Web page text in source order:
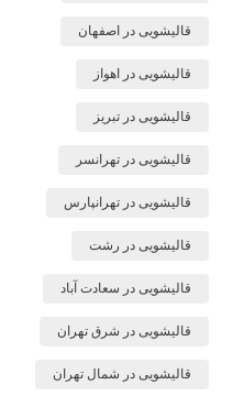
قالیشویی در اصفهان
قالیشویی در اهواز
قالیشویی در تبریز
قالیشویی در تهرانسر
قالیشویی در تهرانپارس
قالیشویی در رشت
قالیشویی در سعادت آباد
قالیشویی در شرق تهران
قالیشویی در شمال تهران